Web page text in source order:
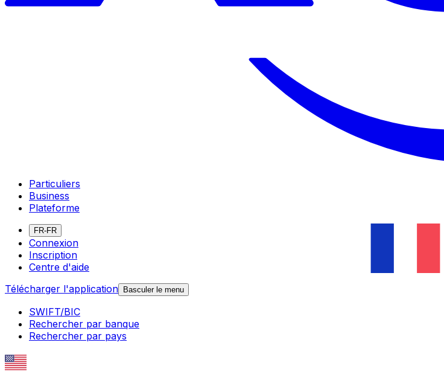
Particuliers
Business
Plateforme
FR-FR
Connexion
Inscription
Centre d'aide
Télécharger l'application Basculer le menu
SWIFT/BIC
Rechercher par banque
Rechercher par pays